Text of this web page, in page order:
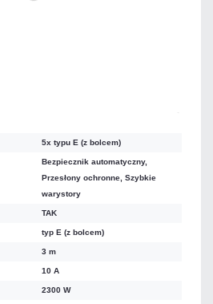
5x typu E (z bolcem)
Bezpiecznik automatyczny,
Przesłony ochronne, Szybkie
warystory
TAK
typ E (z bolcem)
3 m
10 A
2300 W